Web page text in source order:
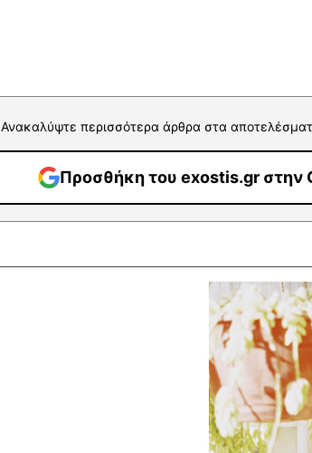
Ανακαλύψτε περισσότερα άρθρα στα
Προσθήκη του exostis.gr στην